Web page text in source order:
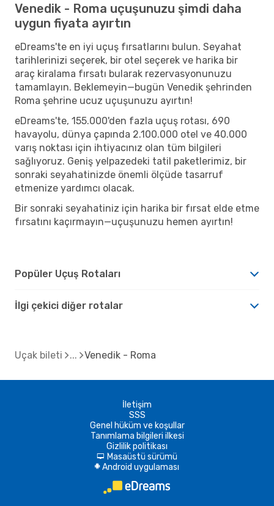
Venedik - Roma uçuşunuzu şimdi daha
uygun fiyata ayırtın
eDreams'te en iyi uçuş fırsatlarını bulun. Seyahat
tarihlerinizi seçerek, bir otel seçerek ve harika bir
araç kiralama fırsatı bularak rezervasyonunuzu
tamamlayın. Beklemeyin—bugün Venedik şehrinden
Roma şehrine ucuz uçuşunuzu ayırtın!
eDreams'te, 155.000'den fazla uçuş rotası, 690
havayolu, dünya çapında 2.100.000 otel ve 40.000
varış noktası için ihtiyacınız olan tüm bilgileri
sağlıyoruz. Geniş yelpazedeki tatil paketlerimiz, bir
sonraki seyahatinizde önemli ölçüde tasarruf
etmenize yardımcı olacak.
Bir sonraki seyahatiniz için harika bir fırsat elde etme
fırsatını kaçırmayın—uçuşunuzu hemen ayırtın!
Popüler Uçuş Rotaları
İlgi çekici diğer rotalar
Uçak bileti Venedik - Roma
İletişim
SSS
Genel hüküm ve koşullar
Tanımlama bilgileri ilkesi
Gizlilik politikası
d Masaüstü sürümü
A Android uygulaması